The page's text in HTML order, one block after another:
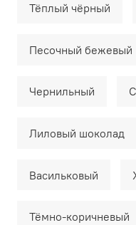
Тёплый чёрный
Песочный бежевый
Чернильный
Лиловый шоколад
Васильковый
Тёмно-коричневый